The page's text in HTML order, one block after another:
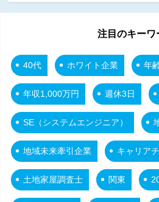
注目のキーワ
40代 ホワイト企業 年
年収1,000万円 週休3日
SE（システムエンジニア）
地域未来牽引企業 キャリア
土地家屋調査士 関東